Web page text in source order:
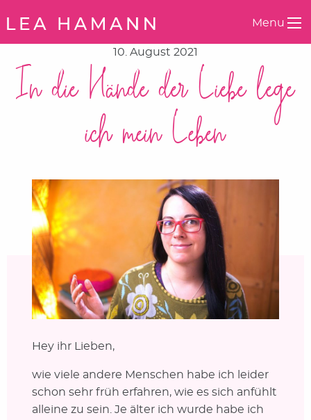
Menu
10. August 2021
In die Hände der Liebe lege
ich mein Leben
Hey ihr Lieben,
wie viele andere Menschen habe ich leider
schon sehr früh erfahren, wie es sich anfühlt
alleine zu sein. Je älter ich wurde habe ich